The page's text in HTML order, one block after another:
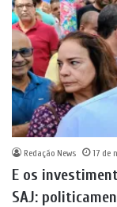
Redação News 17 de
E os
SAJ: